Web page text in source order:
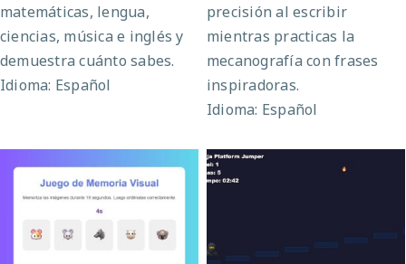
matemáticas, lengua,
ciencias, música e inglés y
demuestra cuánto sabes.
Idioma: Español
precisión al escribir
mientras practicas la
mecanografía con frases
inspiradoras.
Idioma: Español